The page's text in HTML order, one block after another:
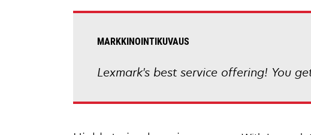
MARKKINOINTIKUVAUS
Lexmark's best service offering! You